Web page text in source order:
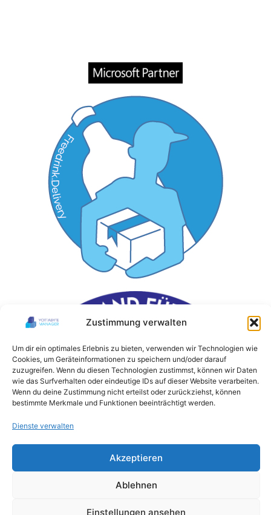
Zustimmung verwalten
Um dir ein optimales Erlebnis zu bieten, verwenden wir Technologien wie
Cookies, um Geräteinformationen zu speichern und/oder darauf
zuzugreifen. Wenn du diesen Technologien zustimmst, können wir Daten
wie das Surfverhalten oder eindeutige IDs auf dieser Website verarbeiten.
Wenn du deine Zustimmung nicht erteilst oder zurückziehst, können
bestimmte Merkmale und Funktionen beeinträchtigt werden.
Dienste verwalten
Akzeptieren
Ablehnen
Einstellungen ansehen